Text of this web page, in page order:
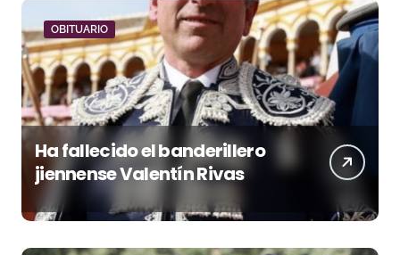
OBITUARIO
Ha fallecido el banderillero
jiennense Valentín Rivas